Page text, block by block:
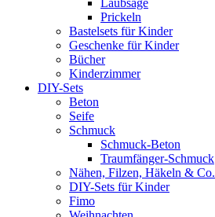
Laubsäge
Prickeln
Bastelsets für Kinder
Geschenke für Kinder
Bücher
Kinderzimmer
DIY-Sets
Beton
Seife
Schmuck
Schmuck-Beton
Traumfänger-Schmuck
Nähen, Filzen, Häkeln & Co.
DIY-Sets für Kinder
Fimo